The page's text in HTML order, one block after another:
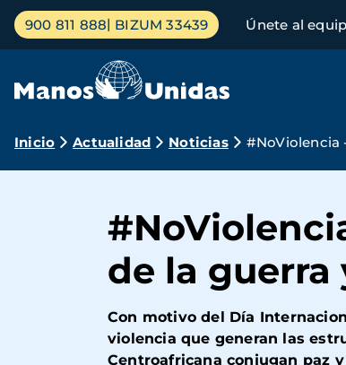
Pasar
contenido
Menú
principal
900 811 888 BIZUM 33439 Únete al
Ruta
navegación
Inicio Actualidad Noticias #NoViolencia
de la guerra
Con motivo del Día
violencia que generan las
Centroafricana conjugan paz